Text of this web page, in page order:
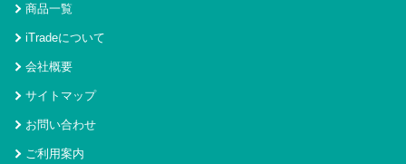
商品一覧
iTradeについて
会社概要
サイトマップ
お問い合わせ
ご利用案内